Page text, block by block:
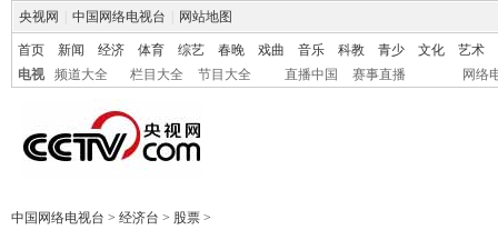
央视网 中国网络电视台 网站地图
首页 新闻 经济 体育 综艺 春晚 戏曲 音乐 科教 青少 文化
艺术
电视
频道大全 栏目大全 节目大全 直播中国 赛事直播 网络
中国网络电视台 > 经济台 > 股票 >